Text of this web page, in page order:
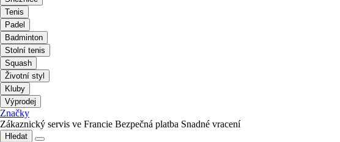
Tenis
Padel
Badminton
Stolní tenis
Squash
Životní styl
Kluby
Výprodej
Značky
Zákaznický servis ve Francie Bezpečná platba Snadné vracení
Hledat